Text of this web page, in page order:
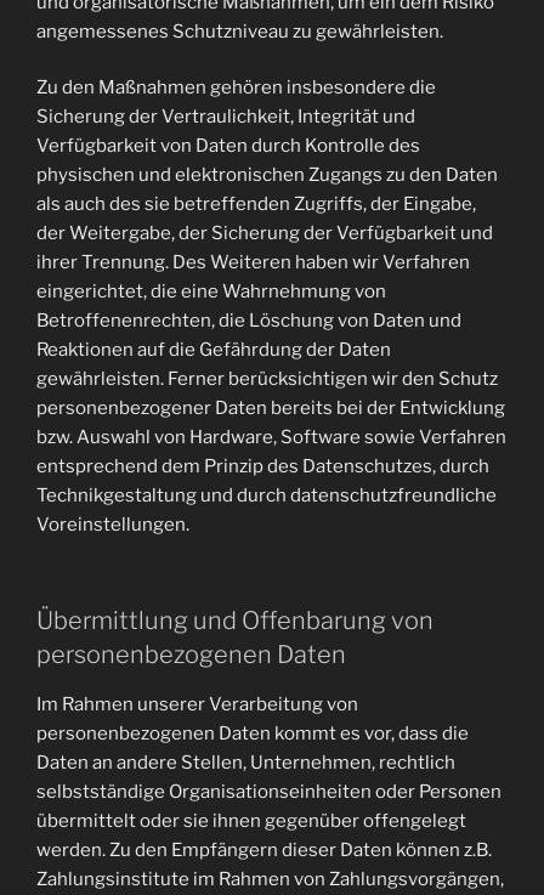
angemessenes Schutzniveau zu gewährleisten.
Zu den Maßnahmen gehören insbesondere die
Sicherung der Vertraulichkeit, Integrität und
Verfügbarkeit von Daten durch Kontrolle des
physischen und elektronischen Zugangs zu den Daten
als auch des sie betreffenden Zugriffs, der Eingabe,
der Weitergabe, der Sicherung der Verfügbarkeit und
ihrer Trennung. Des Weiteren haben wir Verfahren
eingerichtet, die eine Wahrnehmung von
Betroffenenrechten, die Löschung von Daten und
Reaktionen auf die Gefährdung der Daten
gewährleisten. Ferner berücksichtigen wir den Schutz
personenbezogener Daten bereits bei der Entwicklung
bzw. Auswahl von Hardware, Software sowie Verfahren
entsprechend dem Prinzip des Datenschutzes, durch
Technikgestaltung und durch datenschutzfreundliche
Voreinstellungen.
Übermittlung und Offenbarung von
personenbezogenen Daten
Im Rahmen unserer Verarbeitung von
personenbezogenen Daten kommt es vor, dass die
Daten an andere Stellen, Unternehmen, rechtlich
selbstständige Organisationseinheiten oder Personen
übermittelt oder sie ihnen gegenüber offengelegt
werden. Zu den Empfängern dieser Daten können z.B.
Zahlungsinstitute im Rahmen von Zahlungsvorgängen,